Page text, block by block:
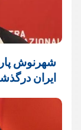
شهرنوش
ایران